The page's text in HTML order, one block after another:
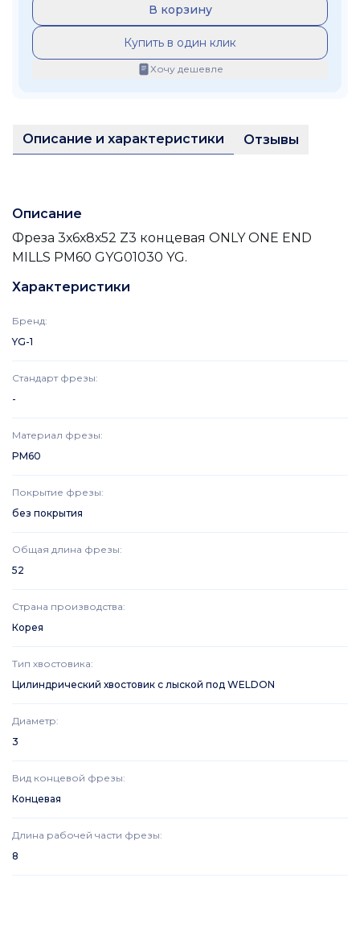
В корзину
Купить в один клик
Хочу дешевле
Описание и характеристики Отзывы
Описание
Фреза 3х6х8х52 Z3 концевая ONLY ONE END
MILLS PM60 GYG01030 YG.
Характеристики
Бренд:
YG-1
Стандарт фрезы:
-
Материал фрезы:
PM60
Покрытие фрезы:
без покрытия
Общая длина фрезы:
52
Страна производства:
Корея
Тип хвостовика:
Цилиндрический хвостовик с лыской под WELDON
Диаметр:
3
Вид концевой фрезы:
Концевая
Длина рабочей части фрезы:
8